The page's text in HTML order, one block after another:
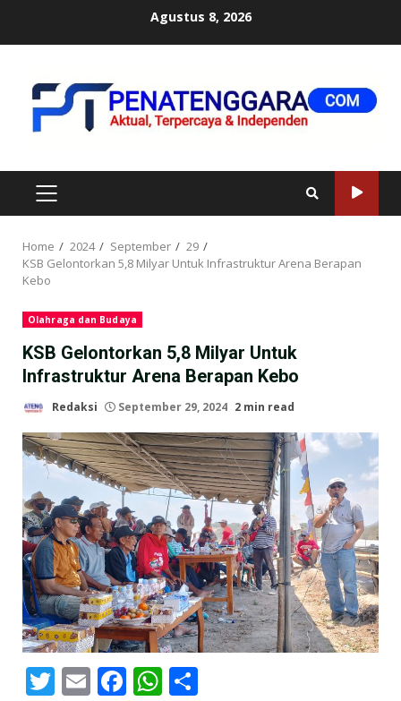
Agustus 8, 2026
PRIMARY
MENU
Home 2024 September
29
KSB Gelontorkan 5,8 Milyar Untuk Infrastruktur Arena Berapan
Kebo
Olahraga dan Budaya
KSB Gelontorkan 5,8 Milyar Untuk
Infrastruktur Arena Berapan Kebo
Redaksi September 29, 2024 2 min read
Twitter
EmailFacebook
WhatsApp